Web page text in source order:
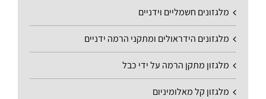
מלגזונים חשמליים וידניים
מלגזונים הידראולים ומתקני הרמה ידניים
מלגזון מתקן הרמה על ידי כבל
מלגזון קל מאלומיניום